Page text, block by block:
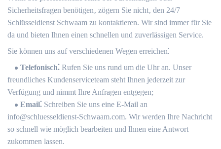
Sicherheitsfragen benötigen‚ zögern Sie nicht‚ den 24/7
Schlüsseldienst Schwaam zu kontaktieren. Wir sind immer für Sie
da und bieten Ihnen einen schnellen und zuverlässigen Service.​
Sie können uns auf verschiedenen Wegen erreichen⁚
Telefonisch⁚ Rufen Sie uns rund um die Uhr an.​ Unser
freundliches Kundenserviceteam steht Ihnen jederzeit zur
Verfügung und nimmt Ihre Anfragen entgegen;
Email⁚ Schreiben Sie uns eine E-Mail an
info@schluesseldienst-Schwaam.​com.​ Wir werden Ihre Nachricht
so schnell wie möglich bearbeiten und Ihnen eine Antwort
zukommen lassen.​